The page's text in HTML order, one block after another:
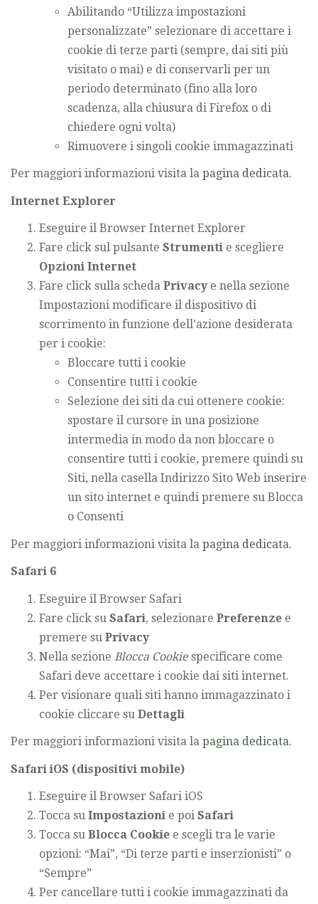
Abilitando “Utilizza impostazioni
personalizzate” selezionare di accettare i
cookie di terze parti (sempre, dai siti più
visitato o mai) e di conservarli per un
periodo determinato (fino alla loro
scadenza, alla chiusura di Firefox o di
chiedere ogni volta)
Rimuovere i singoli cookie immagazzinati
Per maggiori informazioni visita la pagina dedicata.
Internet Explorer
Eseguire il Browser Internet Explorer
Fare click sul pulsante Strumenti e scegliere
Opzioni Internet
Fare click sulla scheda Privacye nella sezione
Impostazioni modificare il dispositivo di
scorrimento in funzione dell’azione desiderata
per i cookie:
Bloccare tutti i cookie
Consentire tutti i cookie
Selezione dei siti da cui ottenere cookie:
spostare il cursore in una posizione
intermedia in modo da non bloccare o
consentire tutti i cookie, premere quindi su
Siti, nella casella Indirizzo Sito Web inserire
un sito internet e quindi premere su Blocca
o Consenti
Per maggiori informazioni visita la pagina dedicata.
Safari 6
Eseguire il Browser Safari
Fare click su Safari, selezionare Preferenze e
premere su Privacy
Nella sezione Blocca Cookiespecificare come
Safari deve accettare i cookie dai siti internet.
Per visionare quali siti hanno immagazzinato i
cookie cliccare su Dettagli
Per maggiori informazioni visita la pagina dedicata.
Safari iOS (dispositivi mobile)
Eseguire il Browser Safari iOS
Tocca su Impostazioni e poi Safari
Tocca su Blocca Cookie e scegli tra le varie
opzioni: “Mai”, “Di terze parti e inserzionisti” o
“Sempre”
Per cancellare tutti i cookie immagazzinati da